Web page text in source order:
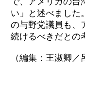
い」と述べました
の与野党議員も、
続けるべきだとの
（編集：王淑卿／